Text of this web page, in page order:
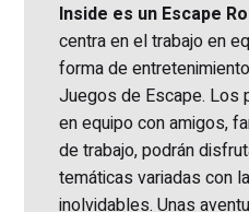
Inside es un Escape
centra en el trabajo en
forma de
Juegos de Escape. Los
en equipo con amigos,
de trabajo, podrán
temáticas variadas con
inolvidables. Unas